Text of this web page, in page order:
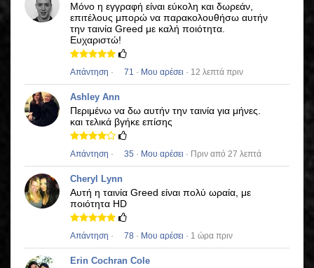
Μόνο η εγγραφή είναι εύκολη και δωρεάν,
επιτέλους μπορώ να παρακολουθήσω αυτήν
την ταινία Greed με καλή ποιότητα.
Ευχαριστώ!
Απάντηση · 71 · Μου αρέσει · 12 λεπτά πριν
Ashley Ann
Περιμένω να δω αυτήν την ταινία για μήνες.
και τελικά βγήκε επίσης
Απάντηση · 35 · Μου αρέσει · Πριν από 27 λεπτά
Cheryl Lynn
Αυτή η ταινία Greed είναι πολύ ωραία, με
ποιότητα HD
Απάντηση · 78 · Μου αρέσει · 1 ώρα πριν
Erin Cochran Cole